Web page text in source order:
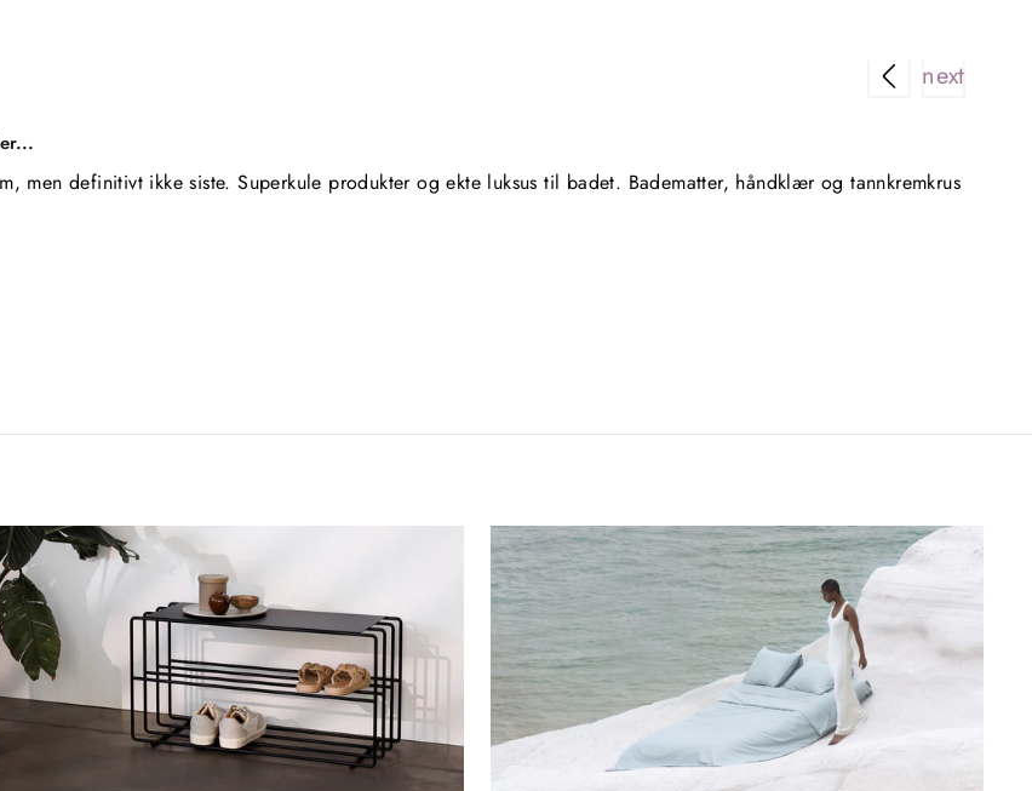
men definitivt ikke siste. Superkule produkter og ekte luksus til badet. Badematter, håndklær og tannkremkrus